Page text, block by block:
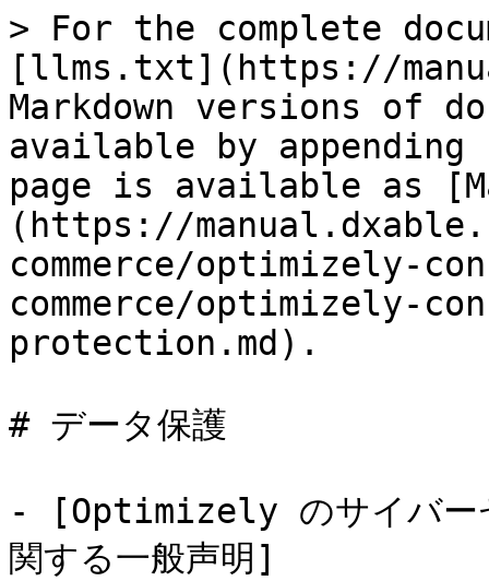
> For the complete
[llms.txt](https://
Markdown versions of
available by
page is available as
(https://
commerce/optimizely-
commerce/optimizely-
protection.md).
# データ保護
- [Optimizely のサイバー
関する一般声明]